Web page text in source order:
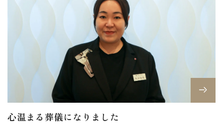
心温まる葬儀になりました